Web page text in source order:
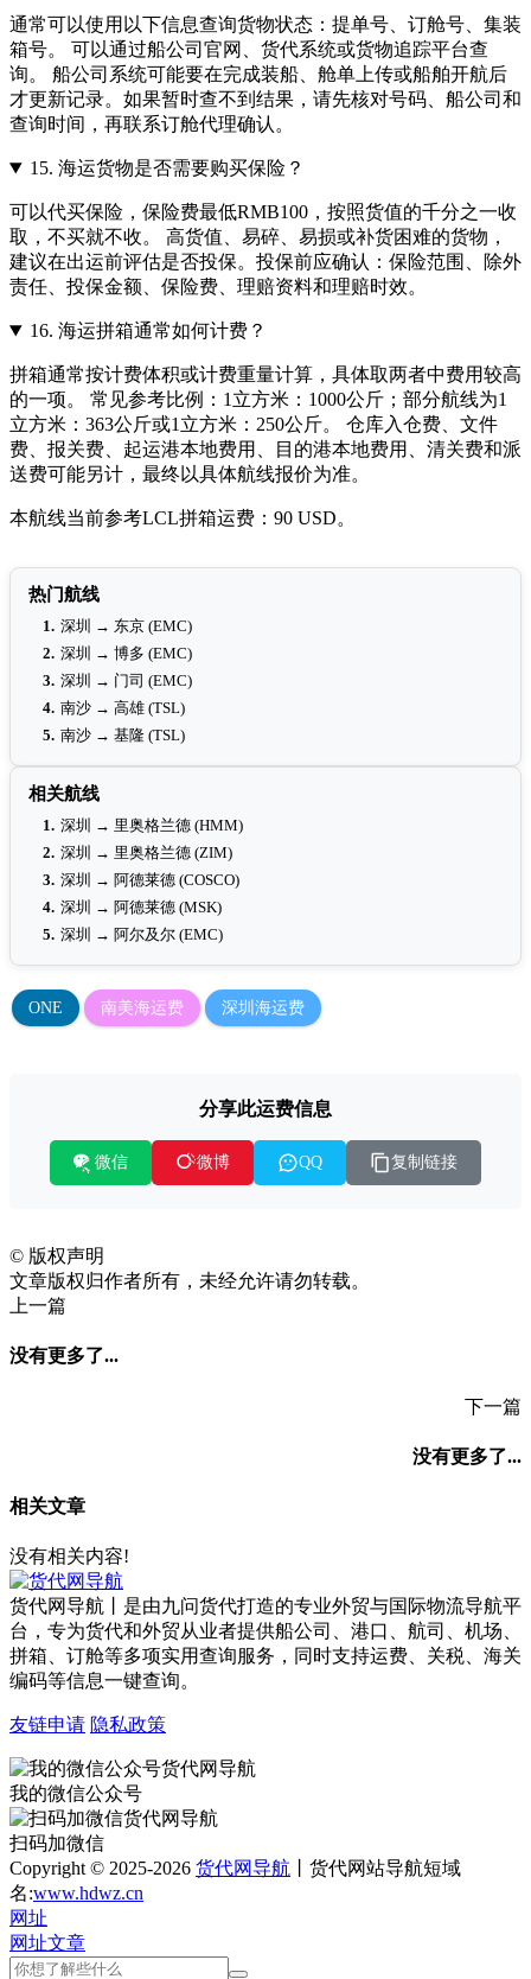
通常可以使用以下信息查询货物状态：提单号、订舱号、集装
箱号。 可以通过船公司官网、货代系统或货物追踪平台查
询。 船公司系统可能要在完成装船、舱单上传或船舶开航后
才更新记录。如果暂时查不到结果，请先核对号码、船公司和
查询时间，再联系订舱代理确认。
15. 海运货物是否需要购买保险？
可以代买保险，保险费最低RMB100，按照货值的千分之一收
取，不买就不收。 高货值、易碎、易损或补货困难的货物，
建议在出运前评估是否投保。投保前应确认：保险范围、除外
责任、投保金额、保险费、理赔资料和理赔时效。
16. 海运拼箱通常如何计费？
拼箱通常按计费体积或计费重量计算，具体取两者中费用较高
的一项。 常见参考比例：1立方米：1000公斤；部分航线为1
立方米：363公斤或1立方米：250公斤。 仓库入仓费、文件
费、报关费、起运港本地费用、目的港本地费用、清关费和派
送费可能另计，最终以具体航线报价为准。
本航线当前参考LCL拼箱运费：90 USD。
热门航线
1. 深圳 → 东京 (EMC)
2. 深圳 → 博多 (EMC)
3. 深圳 → 门司 (EMC)
4. 南沙 → 高雄 (TSL)
5. 南沙 → 基隆 (TSL)
相关航线
1. 深圳 → 里奥格兰德 (HMM)
2. 深圳 → 里奥格兰德 (ZIM)
3. 深圳 → 阿德莱德 (COSCO)
4. 深圳 → 阿德莱德 (MSK)
5. 深圳 → 阿尔及尔 (EMC)
ONE 南美海运费 深圳海运费
分享此运费信息
微信 微博 QQ 复制链接
© 版权声明
文章版权归作者所有，未经允许请勿转载。
上一篇
没有更多了...
下一篇
没有更多了...
相关文章
没有相关内容!
货代网导航丨是由九问货代打造的专业外贸与国际物流导航平
台，专为货代和外贸从业者提供船公司、港口、航司、机场、
拼箱、订舱等多项实用查询服务，同时支持运费、关税、海关
编码等信息一键查询。
友链申请 隐私政策
我的微信公众号
扫码加微信
Copyright © 2025-2026 货代网导航 丨货代网站导航短域
名:www.hdwz.cn
网址
网址文章